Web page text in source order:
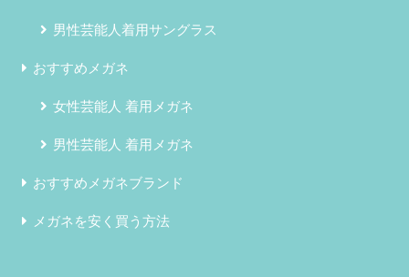
男性芸能人着用サングラス
おすすめメガネ
女性芸能人 着用メガネ
男性芸能人 着用メガネ
おすすめメガネブランド
メガネを安く買う方法